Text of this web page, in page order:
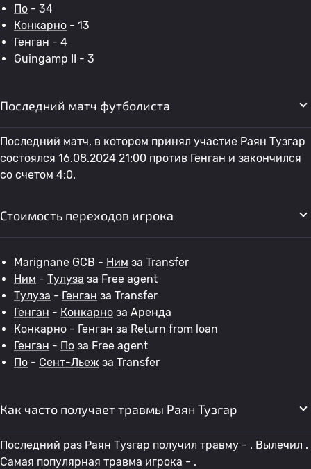
По - 34
Конкарно - 13
Генган - 4
Guingamp II - 3
Последний матч футболиста
Последний матч, в котором принял участие Раян Тузгар
состоялся 16.08.2024 21:00 против Генган и закончился
со счетом 4:0.
Стоимость переходов игрока
Marignane GCB - Ним за Transfer
Ним - Тулуза за Free agent
Тулуза - Генган за Transfer
Генган - Конкарно за Аренда
Конкарно - Генган за Return from loan
Генган - По за Free agent
По - Сент-Льеж за Transfer
Как часто получает травмы Раян Тузгар
Последний раз Раян Тузгар получил травму - . Вылечил .
Самая популярная травма игрока - .